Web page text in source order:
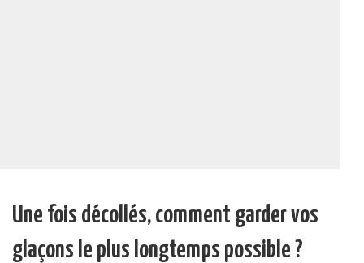
Une fois décollés, comment garder vos
glaçons le plus longtemps possible ?